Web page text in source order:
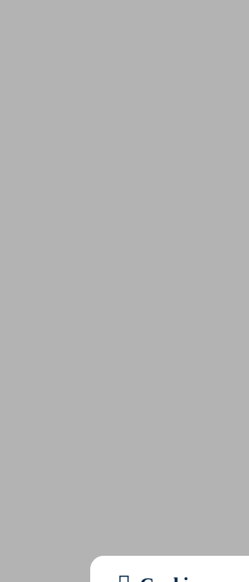
Eigenschappen